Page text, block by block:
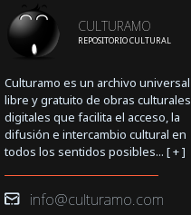
CULTURAMO
REPOSITORIO CULTURAL
Culturamo es un archivo universal
libre y gratuito de obras culturales
digitales que facilita el acceso, la
difusión e intercambio cultural en
todos los sentidos posibles... [+]
info@culturamo.com